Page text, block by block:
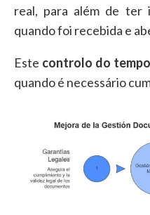
real, para além de ter
quando foi recebida e
Este controlo do tempo
quando é necessário